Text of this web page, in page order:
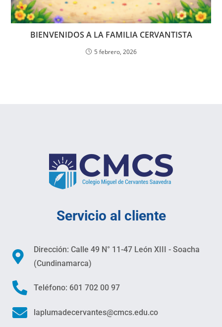
BIENVENIDOS A LA FAMILIA CERVANTISTA
5 febrero, 2026
Servicio al cliente
Dirección: Calle 49 N° 11-47 León XIII - Soacha
(Cundinamarca)
Teléfono: 601 702 00 97
laplumadecervantes@cmcs.edu.co